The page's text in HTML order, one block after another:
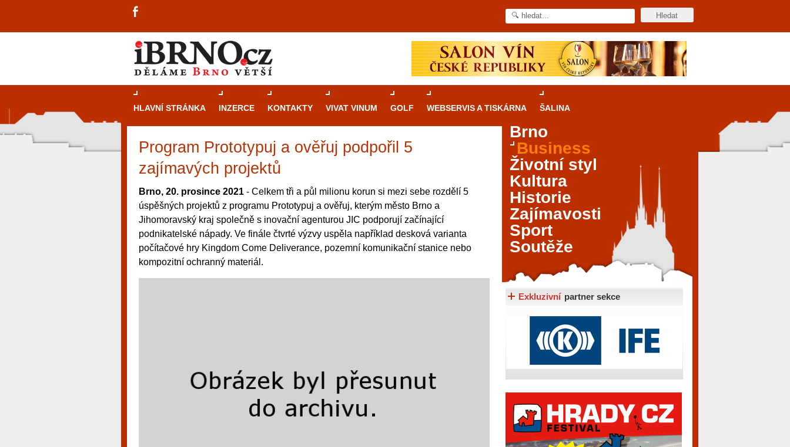
HLAVNÍ STRÁNKA INZERCE KONTAKTY VIVAT VINUM GOLF WEBSERVIS A TISKÁRNA ŠALINA
Program Prototypuj a ověřuj podpořil 5
zajímavých projektů
Brno, 20. prosince 2021 - Celkem tři a půl milionu korun si mezi sebe rozdělí 5
úspěšných projektů z programu Prototypuj a ověřuj, kterým město Brno a
Jihomoravský kraj společně s inovační agenturou JIC podporují začínající
podnikatelské nápady. Ve finále čtvrté výzvy uspěla například desková varianta
počítačové hry Kingdom Come Deliverance, pozemní komunikační stanice nebo
kompozitní ochranný materiál.
Průvodce
kasinovými hrami v Brně: Od
Brno je městem známým pro zajímavé památky, skvělé
restaurace, divadla a univerzity. Mimo jiné je ale také
místem, kde si můžete legálně a bezpečně vyzkoušet
různé kasinové hry. V neustále kvetoucí moravské
metropoli naleznete širokou nabídku her od klasické
rulety až po moderní automaty jak pro pravidelné
návštěvníky, tak pro příležitostné hráče. V...
Brno
Business
Životní styl
Kultura
Historie
Zajímavosti
Sport
Soutěže
Exkluzivní partner sekce